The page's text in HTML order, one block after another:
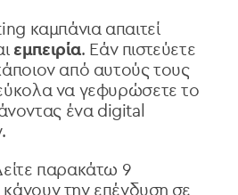
καμπάνια απαιτεί
εμπειρία. Εάν πιστεύετε
από αυτούς τους
να γεφυρώσετε το
ένα digital
παρακάτω 9
κάνουν την επένδυση σε